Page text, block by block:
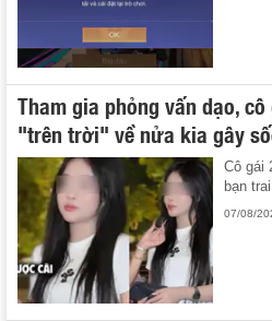
Tham gia phỏng vấn dạo,
"trên trời" về nửa kia gây
Cô gái
bạn
07/08/